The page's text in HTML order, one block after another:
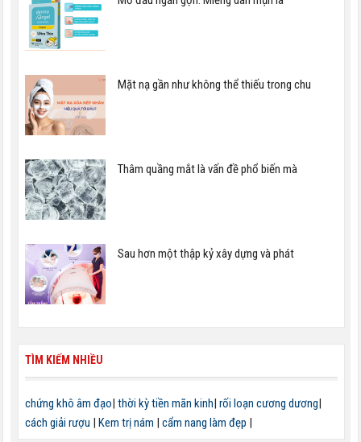
Mặt nạ gần như không thể thiếu trong chu
Thâm quầng mắt là vấn đề phổ biến mà
Sau hơn một thập kỷ xây dựng và phát
TÌM KIẾM NHIỀU
chứng khô âm đạo| thời kỳ tiền mãn kinh| rối loạn cương dương|
cách giải rượu | Kem trị nám | cẩm nang làm đẹp |